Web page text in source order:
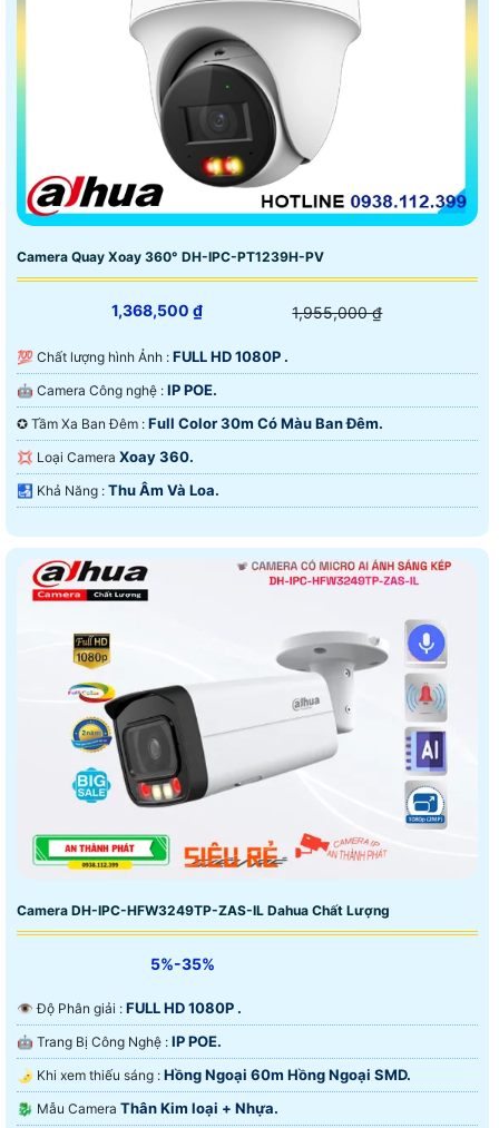
Camera Quay Xoay 360° DH-IPC-PT1239H-PV
1,368,500 ₫ 1,955,000 ₫
💯 Chất lượng hình Ảnh : FULL HD 1080P .
🤖️ Camera Công nghệ : IP POE.
✪ Tầm Xa Ban Đêm : Full Color 30m Có Màu Ban Ðêm.
💢 Loại Camera Xoay 360.
️🛃 Khả Năng : Thu Âm Và Loa.
Camera DH-IPC-HFW3249TP-ZAS-IL Dahua Chất Lượng
5%-35%
👁 Độ Phân giải : FULL HD 1080P .
🤖️ Trang Bị Công Nghệ : IP POE.
🌛 Khi xem thiếu sáng : Hồng Ngoại 60m Hồng Ngoại SMD.
🐉️ Mẫu Camera Thân Kim loại + Nhựa.